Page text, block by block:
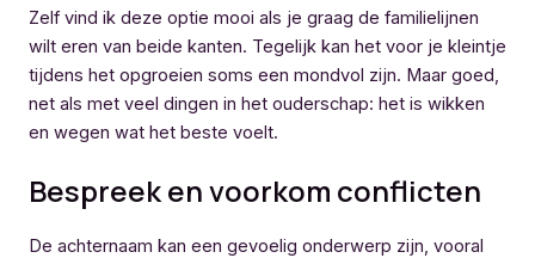
Zelf vind ik deze optie mooi als je graag de familielijnen
wilt eren van beide kanten. Tegelijk kan het voor je kleintje
tijdens het opgroeien soms een mondvol zijn. Maar goed,
net als met veel dingen in het ouderschap: het is wikken
en wegen wat het beste voelt.
Bespreek en voorkom conflicten
De achternaam kan een gevoelig onderwerp zijn, vooral